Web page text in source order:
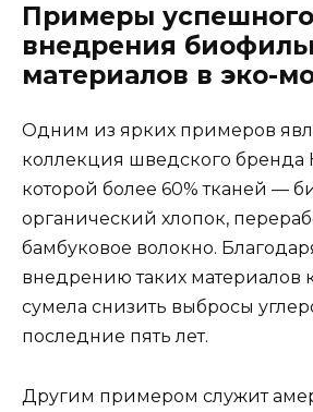
Примеры успешного
внедрения
материалов в эко-
Одним из ярких примеров
коллекция шведского бренда
которой более 60% тканей —
органический хлопок,
бамбуковое волокно.
внедрению таких материалов
сумела снизить выбросы
последние пять лет.
Другим примером служит